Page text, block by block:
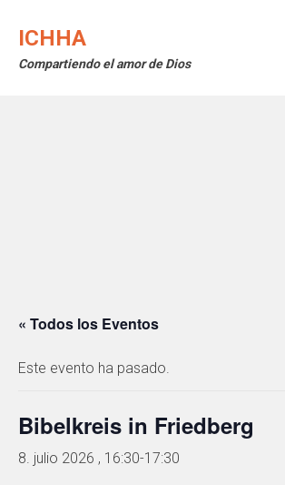
ICHHA
Compartiendo el amor de Dios
« Todos los Eventos
Este evento ha pasado.
Bibelkreis in Friedberg
8. julio 2026 , 16:30-17:30